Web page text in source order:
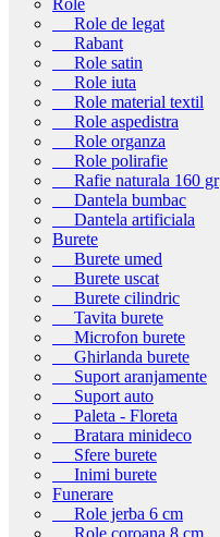
Role
Role de legat
Rabant
Role satin
Role iuta
Role material textil
Role aspedistra
Role organza
Role polirafie
Rafie naturala 160 gr
Dantela bumbac
Dantela artificiala
Burete
Burete umed
Burete uscat
Burete cilindric
Tavita burete
Microfon burete
Ghirlanda burete
Suport aranjamente
Suport auto
Paleta - Floreta
Bratara minideco
Sfere burete
Inimi burete
Funerare
Role jerba 6 cm
Role coroana 8 cm